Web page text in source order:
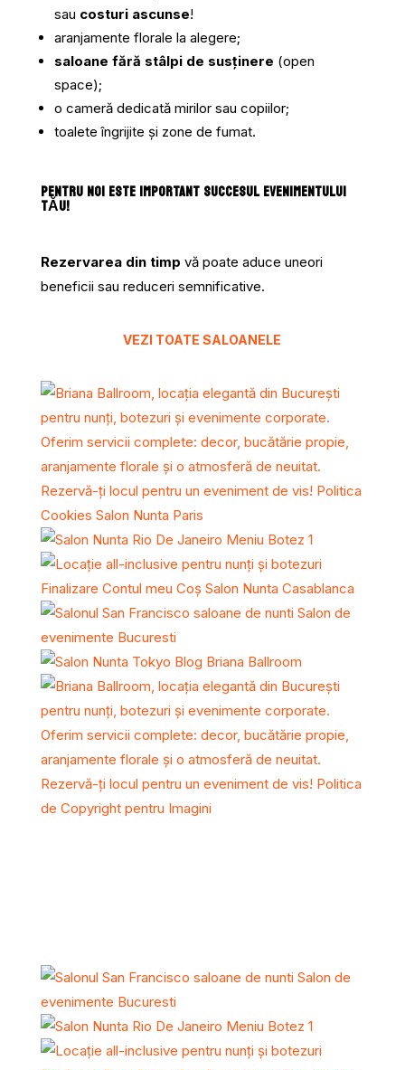
sau costuri ascunse!
aranjamente florale la alegere;
saloane fără stâlpi de susținere (open
space);
o cameră dedicată mirilor sau copiilor;
toalete îngrijite și zone de fumat.
PENTRU NOI ESTE IMPORTANT SUCCESUL EVENIMENTULUI
TĂU!
Rezervarea din timp vă poate aduce uneori
beneficii sau reduceri semnificative.
VEZI TOATE SALOANELE